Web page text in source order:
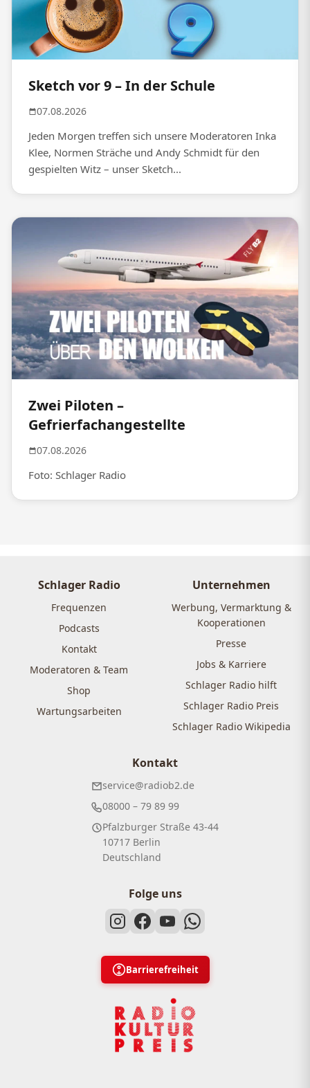
Sketch vor 9 – In der Schule
07.08.2026
Jeden Morgen treffen sich unsere Moderatoren Inka
Klee, Normen Sträche und Andy Schmidt für den
gespielten Witz – unser Sketch...
Zwei Piloten –
Gefrierfachangestellte
07.08.2026
Foto: Schlager Radio
Schlager Radio
Frequenzen
Podcasts
Kontakt
Moderatoren & Team
Shop
Wartungsarbeiten
Unternehmen
Werbung, Vermarktung &
Kooperationen
Presse
Jobs & Karriere
Schlager Radio hilft
Schlager Radio Preis
Schlager Radio Wikipedia
Kontakt
service@radiob2.de
08000 – 79 89 99
Pfalzburger Straße 43-44
10717 Berlin
Deutschland
Folge uns
Barrierefreiheit